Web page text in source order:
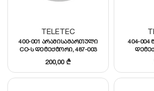
TELETEC
400-001 არამისამართული
CO-ს დეტექტორი, 487-003
200,00₾
404-004